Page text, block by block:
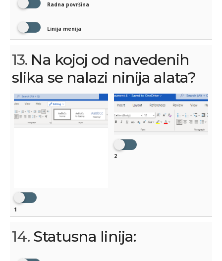
Radna površina
Linija menija
13. Na kojoj od navedenih
slika se nalazi ninija alata?
1
2
14. Statusna linija: